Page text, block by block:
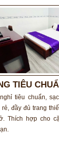
TIÊU
tiêu chuẩn,
rẻ, đầy đủ trang
Thích hợp cho